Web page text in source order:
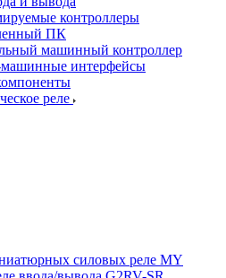
контроллеры
ПК
машинный контроллер
машинные интерфейсы
реле
силовых реле MY